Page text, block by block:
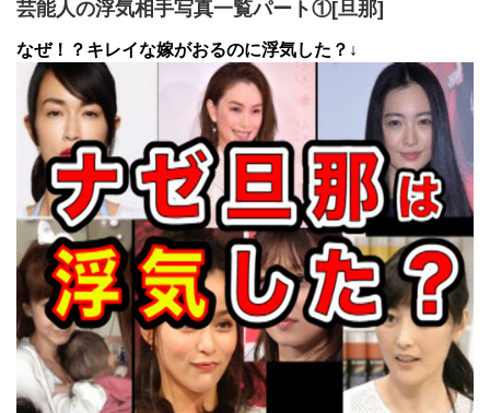
芸能人の浮気相手写真一覧パート①[旦那]
なぜ！？キレイな嫁がおるのに浮気した？↓